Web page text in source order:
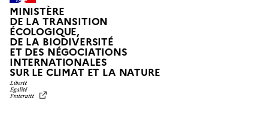
MINISTÈRE
DE LA TRANSITION
ÉCOLOGIQUE,
DE LA BIODIVERSITÉ
ET DES NÉGOCIATIONS
INTERNATIONALES
SUR LE CLIMAT ET LA NATUREL